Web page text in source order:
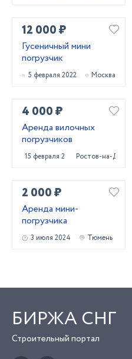
12 000 ₽
Гусеничный мини
погрузчик
5 февраля 2022 Москва
4 000 ₽
Аренда вилочных
погрузчиков
15 февраля 2024Ростов-на-Дону
2 000 ₽
Аренда мини-
погрузчика
3 июля 2024 Тюмень
БИРЖА СНГ
Строительный портал